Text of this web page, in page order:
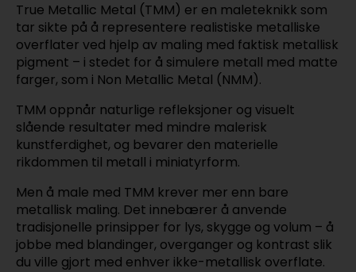
True Metallic Metal (TMM) er en maleteknikk som
tar sikte på å representere realistiske metalliske
overflater ved hjelp av maling med faktisk metallisk
pigment – i stedet for å simulere metall med matte
farger, som i Non Metallic Metal (NMM).
TMM oppnår naturlige refleksjoner og visuelt
slående resultater med mindre malerisk
kunstferdighet, og bevarer den materielle
rikdommen til metall i miniatyrform.
Men å male med TMM krever mer enn bare
metallisk maling. Det innebærer å anvende
tradisjonelle prinsipper for lys, skygge og volum – å
jobbe med blandinger, overganger og kontrast slik
du ville gjort med enhver ikke-metallisk overflate.